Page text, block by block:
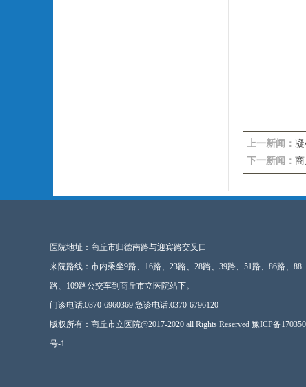
上一新闻：
下一新闻：
医院地址：商丘市归德南路与迎宾路交叉口
来院路线：市内乘坐9路、16路、23路、28路、39路、51路、86路、88
路、109路公交车到商丘市立医院站下。
门诊电话:0370-6960369 急诊电话:0370-6796120
版权所有：商丘市立医院@2017-2020 all Rights Reserved 豫ICP备
号-1